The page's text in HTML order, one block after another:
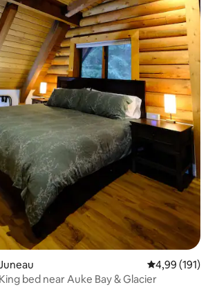
Évaluation
4,99 (191)
bed near Auke Bay & Glacier